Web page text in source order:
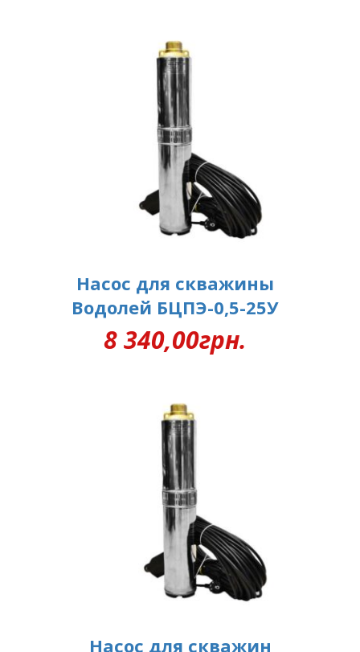
Насос для скважины
Водолей БЦПЭ-0,5-25У
8 340,00грн.
Насос для скважин